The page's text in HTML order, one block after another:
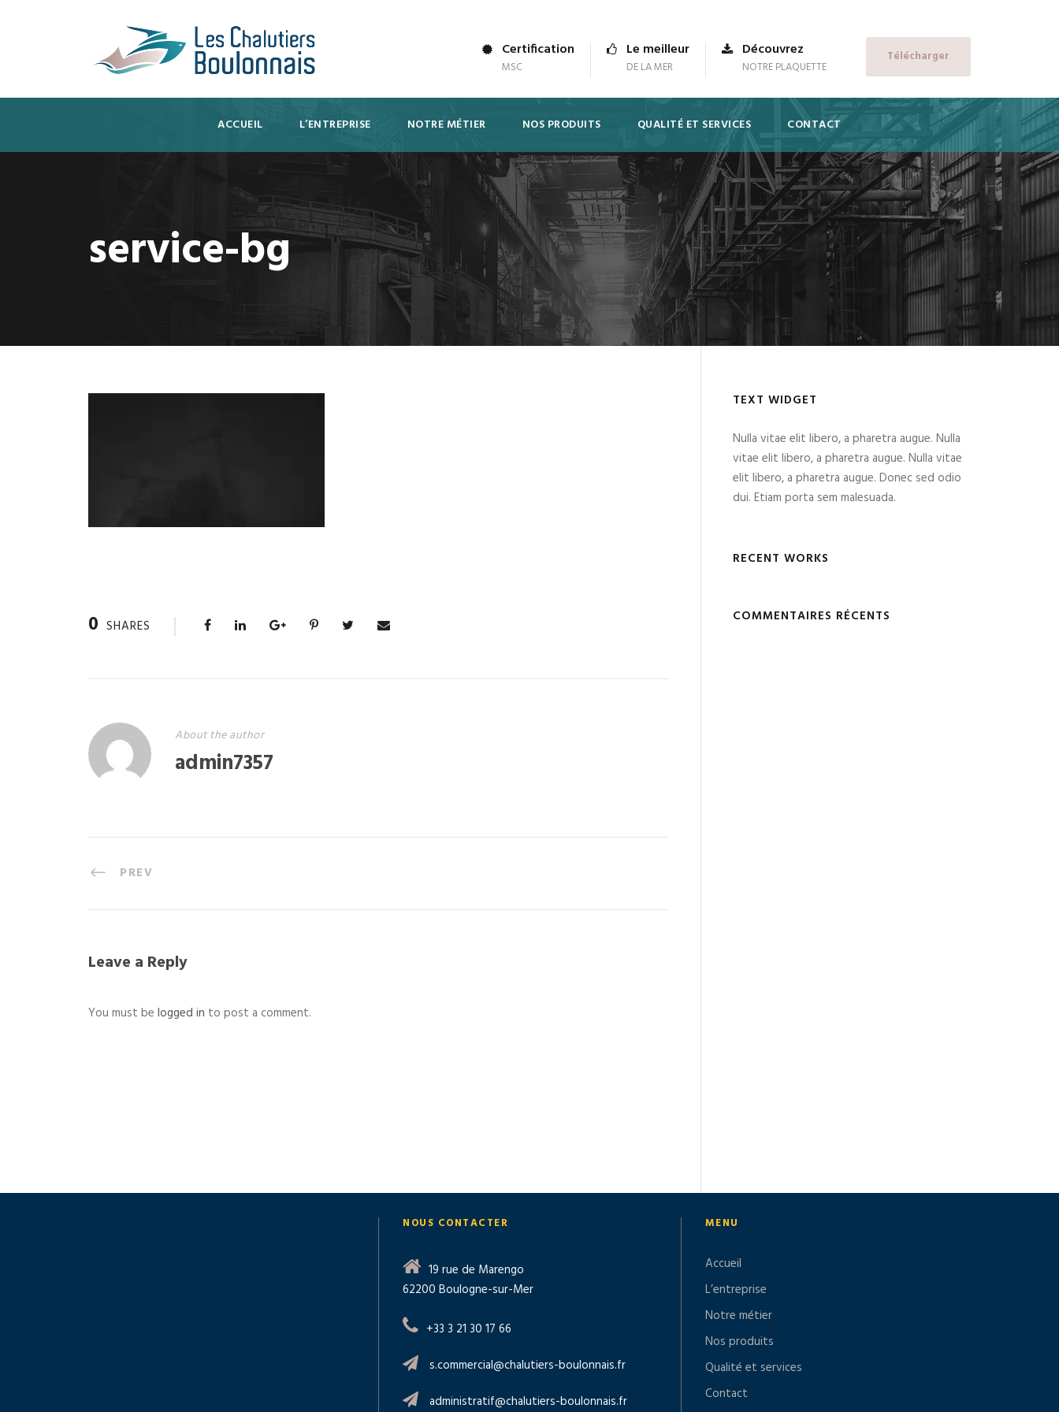
Certification
MSC
Le meilleur
DE LA MER
Découvrez
NOTRE PLAQUETTE
Télécharger
ACCUEIL L’ENTREPRISE NOTRE MÉTIER NOS PRODUITS QUALITÉ ET SERVICES CONTACT
service-bg
0 SHARES
About the author
admin7357
PREV
Leave a Reply
You must be logged in to post a comment.
TEXT WIDGET
Nulla vitae elit libero, a pharetra augue. Nulla
vitae elit libero, a pharetra augue. Nulla vitae
elit libero, a pharetra augue. Donec sed odio
dui. Etiam porta sem malesuada.
RECENT WORKS
COMMENTAIRES RÉCENTS
NOUS CONTACTER
19 rue de Marengo
62200 Boulogne-sur-Mer
+33 3 21 30 17 66
s.commercial@chalutiers-boulonnais.fr
administratif@chalutiers-boulonnais.fr
MENU
Accueil
L’entreprise
Notre métier
Nos produits
Qualité et services
Contact